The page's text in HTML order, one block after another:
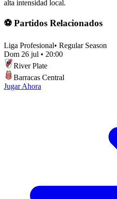
alta intensidad local.
⚽ Partidos Relacionados
Liga Profesional• Regular Season
Dom 26 jul • 20:00
River Plate
Barracas Central
Jugar Ahora